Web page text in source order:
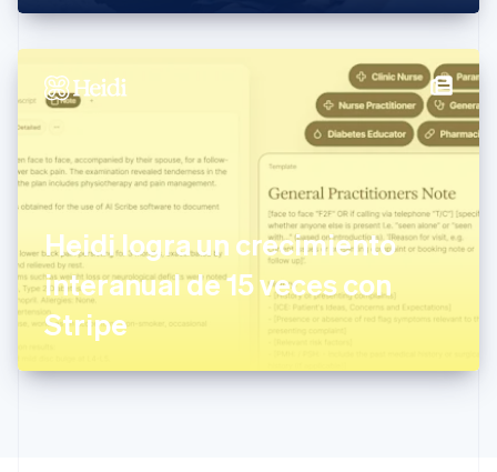
Heidi logra un crecimiento
interanual de 15 veces con
Stripe
España
English Español
Estonia
EnglishSvenska
Francia
FrançaisEnglish
Gibraltar
English
Grecia
English
Hungría
English
India